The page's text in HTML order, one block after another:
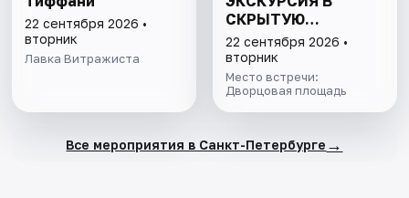
22 сентября 2026 •
вторник
Лавка Витражиста
СКРЫТУЮ
СОКРОВИЩНИЦУ
ЭРМИТАЖА С
БИЛЕТОМ В МУЗЕЙ
22 сентября 2026 •
вторник
Место встречи:
Дворцовая площадь
Все мероприятия в Санкт-Петербурге →